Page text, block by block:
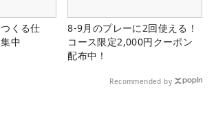
くる仕
中
8-9月のプレーに2回使える！
コース限定2,000円クーポン
配布中！
Recommended by